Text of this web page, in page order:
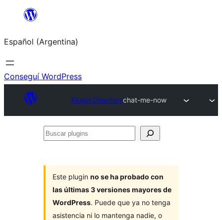
Saltar
contenido
Español (Argentina)
Conseguí WordPress
Plugin Directorychat-me-now
Buscar
Este plugin no se ha probado con
las últimas 3 versiones mayores de
WordPress. Puede que ya no tenga
asistencia ni lo mantenga nadie, o